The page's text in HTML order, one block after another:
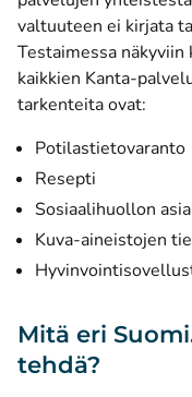
valtuuteen ei kirjata
Testaimessa
kaikkien Kanta-
tarkenteita ovat:
Potilastietovaranto
Resepti
Sosiaalihuollon
Kuva-aineistojen
Mitä eri
tehdä?